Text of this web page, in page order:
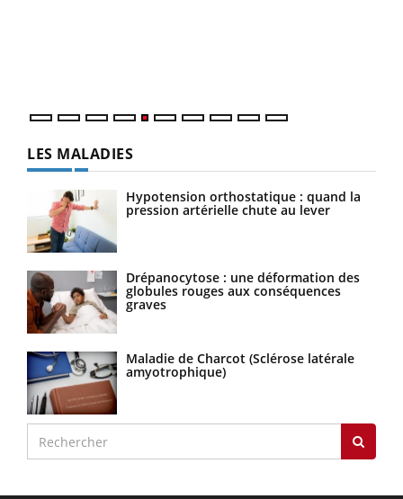
LES MALADIES
Hypotension orthostatique : quand la
pression artérielle chute au lever
Drépanocytose : une déformation des
globules rouges aux conséquences
graves
Maladie de Charcot (Sclérose latérale
amyotrophique)